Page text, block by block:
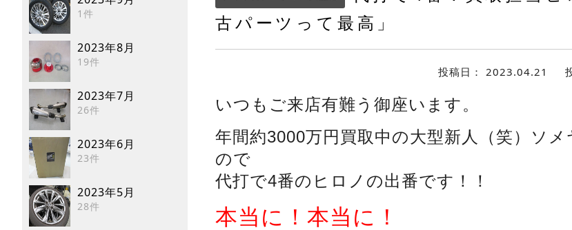
1件
2023年8月
19件
2023年7月
26件
2023年6月
23件
2023年5月
28件
古パーツって最高」
投稿日： 2023.04.21
いつもご来店有難う御座います。
年間約3000万円買取中の大型新人（笑）ソ
ので
代打で4番のヒロノの出番です！！
本当に！本当に！